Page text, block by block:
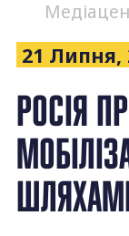
21 Липня,
РОСІЯ